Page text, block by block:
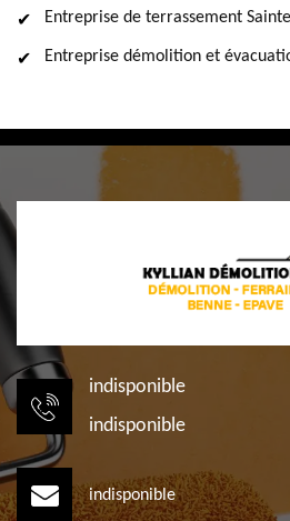
Entreprise de terrassement
Entreprise démolition et
indisponible
indisponible
indisponible